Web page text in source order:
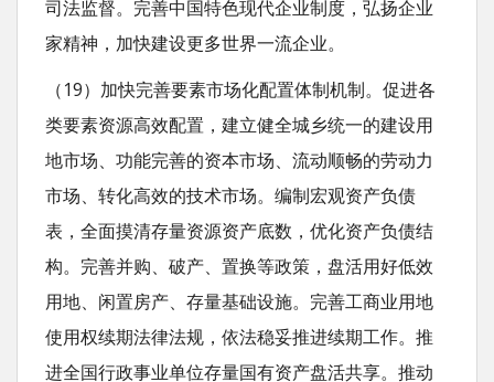
司法监督。完善中国特色现代企业制度，弘扬企业
家精神，加快建设更多世界一流企业。
（19）加快完善要素市场化配置体制机制。促进各
类要素资源高效配置，建立健全城乡统一的建设用
地市场、功能完善的资本市场、流动顺畅的劳动力
市场、转化高效的技术市场。编制宏观资产负债
表，全面摸清存量资源资产底数，优化资产负债结
构。完善并购、破产、置换等政策，盘活用好低效
用地、闲置房产、存量基础设施。完善工商业用地
使用权续期法律法规，依法稳妥推进续期工作。推
进全国行政事业单位存量国有资产盘活共享。推动